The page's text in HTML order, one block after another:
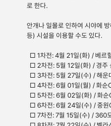
로 한다.
안개나 일몰로 인하여 시야에
등) 시설을 이용할 수도 있다.
□ 1차전: 4월 21일(화) / 베르
□ 2차전: 5월 12일(화) / 경주
□ 3차전: 5월 27일(수) / 해운
□ 4차전: 6월 01일(월) / 화순
□ 5차전: 6월 02일(화) / 화순
□ 6차전: 6월 24일(수) / 중원
□ 7차전: 7월 15일(수) / 360